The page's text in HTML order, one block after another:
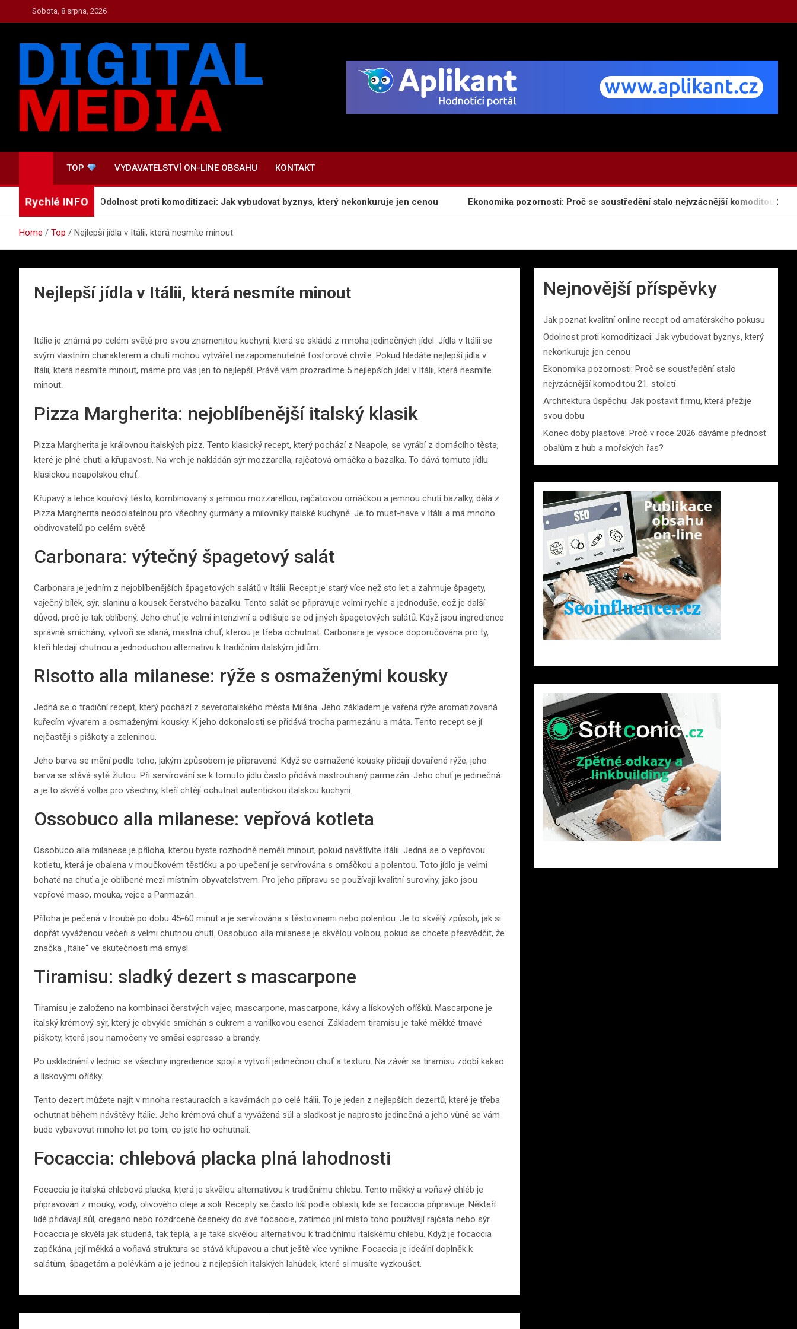
to
Sobota, 8 srpna, 2026
TOP.DIGITAL-MEDIA.CZ
TOP VYDAVATELSTVÍ ON-LINE OBSAHU KONTAKT
Rychlé INFO
pokusu Odolnost proti komoditizaci: Jak vybudovat byznys, který nekonkuruje jen cenou Ekonomika pozornosti: Proč se soustředění stalo nejvzácnější komoditou 21.
Home Top Nejlepší jídla v Itálii, která nesmíte minout
Nejlepší jídla v Itálii, která nesmíte minout
Itálie je známá po celém světě pro svou znamenitou kuchyni, která se skládá z mnoha jedinečných jídel. Jídla v Itálii se
svým vlastním charakterem a chutí mohou vytvářet nezapomenutelné fosforové chvíle. Pokud hledáte nejlepší jídla v
Itálii, která nesmíte minout, máme pro vás jen to nejlepší. Právě vám prozradíme 5 nejlepších jídel v Itálii, která nesmíte
minout.
Pizza Margherita: nejoblíbenější italský klasik
Pizza Margherita je královnou italských pizz. Tento klasický recept, který pochází z Neapole, se vyrábí z domácího těsta,
které je plné chuti a křupavosti. Na vrch je nakládán sýr mozzarella, rajčatová omáčka a bazalka. To dává tomuto jídlu
klasickou neapolskou chuť.
Křupavý a lehce kouřový těsto, kombinovaný s jemnou mozzarellou, rajčatovou omáčkou a jemnou chutí bazalky, dělá z
Pizza Margherita neodolatelnou pro všechny gurmány a milovníky italské kuchyně. Je to must-have v Itálii a má mnoho
obdivovatelů po celém světě.
Carbonara: výtečný špagetový salát
Carbonara je jedním z nejoblíbenějších špagetových salátů v Itálii. Recept je starý více než sto let a zahrnuje špagety,
vaječný bílek, sýr, slaninu a kousek čerstvého bazalku. Tento salát se připravuje velmi rychle a jednoduše, což je další
důvod, proč je tak oblíbený. Jeho chuť je velmi intenzivní a odlišuje se od jiných špagetových salátů. Když jsou ingredience
správně smíchány, vytvoří se slaná, mastná chuť, kterou je třeba ochutnat. Carbonara je vysoce doporučována pro ty,
kteří hledají chutnou a jednoduchou alternativu k tradičním italským jídlům.
Risotto alla milanese: rýže s osmaženými kousky
Jedná se o tradiční recept, který pochází z severoitalského města Milána. Jeho základem je vařená rýže aromatizovaná
kuřecím vývarem a osmaženými kousky. K jeho dokonalosti se přidává trocha parmezánu a máta. Tento recept se jí
nejčastěji s piškoty a zeleninou.
Jeho barva se mění podle toho, jakým způsobem je připravené. Když se osmažené kousky přidají dovařené rýže, jeho
barva se stává sytě žlutou. Při servírování se k tomuto jídlu často přidává nastrouhaný parmezán. Jeho chuť je jedinečná
a je to skvělá volba pro všechny, kteří chtějí ochutnat autentickou italskou kuchyni.
Ossobuco alla milanese: vepřová kotleta
Ossobuco alla milanese je příloha, kterou byste rozhodně neměli minout, pokud navštívíte Itálii. Jedná se o vepřovou
kotletu, která je obalena v moučkovém těstíčku a po upečení je servírována s omáčkou a polentou. Toto jídlo je velmi
bohaté na chuť a je oblíbené mezi místním obyvatelstvem. Pro jeho přípravu se používají kvalitní suroviny, jako jsou
vepřové maso, mouka, vejce a Parmazán.
Příloha je pečená v troubě po dobu 45-60 minut a je servírována s těstovinami nebo polentou. Je to skvělý způsob, jak si
dopřát vyváženou večeři s velmi chutnou chutí. Ossobuco alla milanese je skvělou volbou, pokud se chcete přesvědčit, že
značka „Itálie“ ve skutečnosti má smysl.
Tiramisu: sladký dezert s mascarpone
Tiramisu je založeno na kombinaci čerstvých vajec, mascarpone, mascarpone, kávy a lískových oříšků. Mascarpone je
italský krémový sýr, který je obvykle smíchán s cukrem a vanilkovou esencí. Základem tiramisu je také měkké tmavé
piškoty, které jsou namočeny ve směsi espresso a brandy.
Po uskladnění v lednici se všechny ingredience spojí a vytvoří jedinečnou chuť a texturu. Na závěr se tiramisu zdobí kakao
a lískovými oříšky.
Tento dezert můžete najít v mnoha restauracích a kavárnách po celé Itálii. To je jeden z nejlepších dezertů, které je třeba
ochutnat během návštěvy Itálie. Jeho krémová chuť a vyvážená sůl a sladkost je naprosto jedinečná a jeho vůně se vám
bude vybavovat mnoho let po tom, co jste ho ochutnali.
Focaccia: chlebová placka plná lahodnosti
Focaccia je italská chlebová placka, která je skvělou alternativou k tradičnímu chlebu. Tento měkký a voňavý chléb je
připravován z mouky, vody, olivového oleje a soli. Recepty se často liší podle oblasti, kde se focaccia připravuje. Někteří
lidé přidávají sůl, oregano nebo rozdrcené česneky do své focaccie, zatímco jiní místo toho používají rajčata nebo sýr.
Focaccia je skvělá jak studená, tak teplá, a je také skvělou alternativou k tradičnímu italskému chlebu. Když je focaccia
zapékána, její měkká a voňavá struktura se stává křupavou a chuť ještě více vynikne. Focaccia je ideální doplněk k
salátům, špagetám a polévkám a je jednou z nejlepších italských lahůdek, které si musíte vyzkoušet.
Nejnovější příspěvky
Jak poznat kvalitní online recept od amatérského pokusu
Odolnost proti komoditizaci: Jak vybudovat byznys, který
nekonkuruje jen cenou
Ekonomika pozornosti: Proč se soustředění stalo
nejvzácnější komoditou 21. století
Architektura úspěchu: Jak postavit firmu, která přežije
svou dobu
Konec doby plastové: Proč v roce 2026 dáváme přednost
obalům z hub a mořských řas?